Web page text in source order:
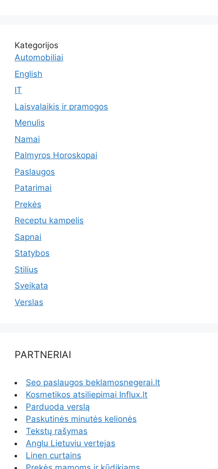
Kategorijos
Automobiliai
English
IT
Laisvalaikis ir pramogos
Menulis
Namai
Palmyros Horoskopai
Paslaugos
Patarimai
Prekės
Receptu kampelis
Sapnai
Statybos
Stilius
Sveikata
Verslas
PARTNERIAI
Seo paslaugos beklamosnegerai.lt
Kosmetikos atsiliepimai Influx.lt
Parduoda verslą
Paskutinės minutės kelionės
Tekstų rašymas
Anglu Lietuviu vertejas
Linen curtains